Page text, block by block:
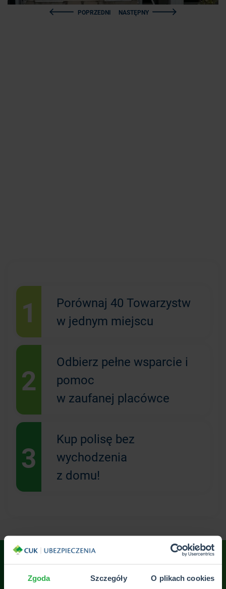
Zgoda Szczegóły O plikach cookies
POPRZEDNI NASTĘPNY
1
Porównaj 40 Towarzystw
w jednym miejscu
2
Odbierz pełne wsparcie i
pomoc
w zaufanej placówce
3
Kup polisę bez
wychodzenia
z domu!